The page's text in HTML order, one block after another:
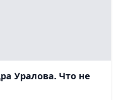
Уралова. Что не